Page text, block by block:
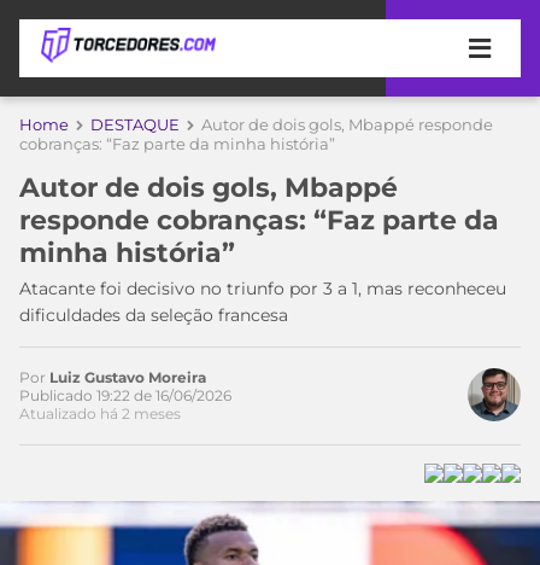
APOSTAS
DE
APOSTA
MELHORES
SITES
DE
APOSTAS
2026
BETBOOM
COPA
DO
MUNDO
TIMES
MEU
TIME
PALMEIRAS
CAMPEONATOS
SÉRIE
ESPORTIVA
Home DESTAQUE
Autor de dois gols, Mbappé responde
cobranças: “Faz parte da minha história”
Autor de dois gols, Mbappé
responde cobranças: “Faz parte da
minha história”
Atacante foi decisivo no triunfo por 3 a 1, mas reconheceu
dificuldades da seleção francesa
Por Luiz Gustavo Moreira
Publicado 19:22 de 16/06/2026
Atualizado há 2 meses